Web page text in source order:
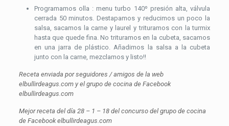
Programamos olla : menu turbo 140º presión alta, válvula
cerrada 50 minutos. Destapamos y reducimos un poco la
salsa, sacamos la carne y laurel y trituramos con la turmix
hasta que quede fina. No trituramos en la cubeta, sacamos
en una jarra de plástico. Añadimos la salsa a la cubeta
junto con la carne, mezclamos y listo!!
Receta enviada por seguidores / amigos de la web
elbullirdeagus.com y el grupo de cocina de Facebook
elbullirdeagus.com
Mejor receta del día 28 – 1 – 18 del concurso del grupo de cocina
de Facebook elbullirdeagus.com